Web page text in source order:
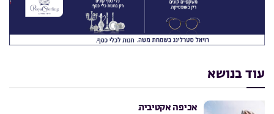
עוד בנושא
אכיפה אקטיבית